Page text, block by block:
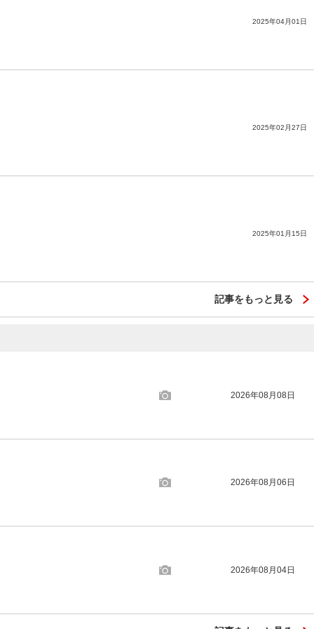
2025年04月01日
2025年02月27日
2025年01月15日
記事をもっと見る
2026年08月08日
2026年08月06日
2026年08月04日